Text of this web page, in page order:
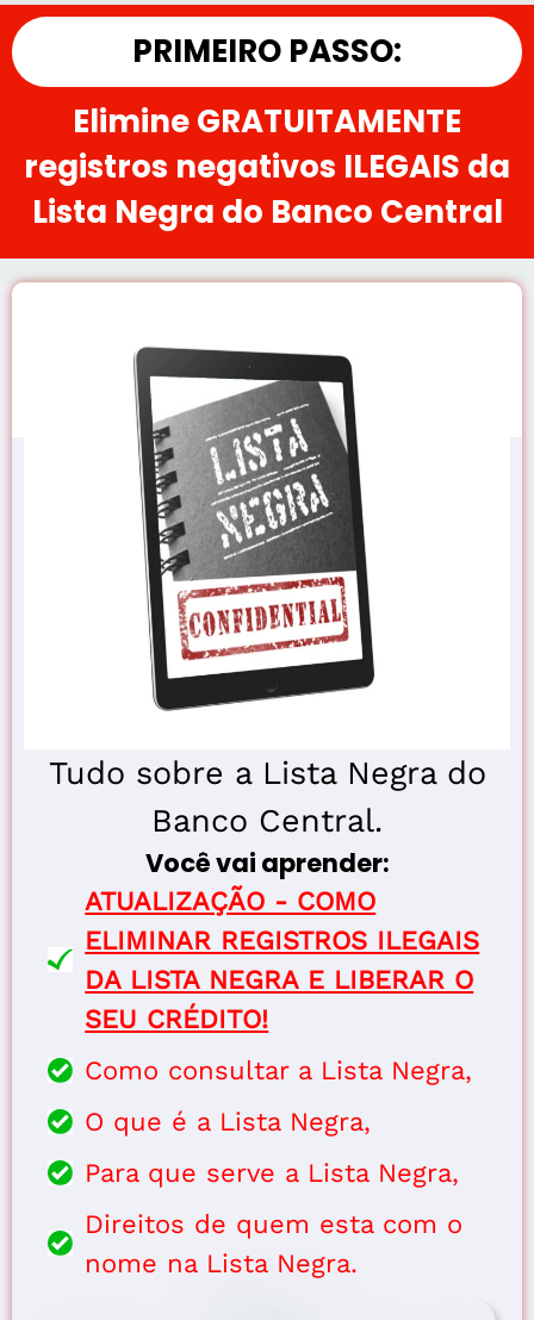
PRIMEIRO PASSO:
Elimine GRATUITAMENTE
registros negativos ILEGAIS da
Lista Negra do Banco Central
Tudo sobre a Lista Negra do
Banco Central.
Você vai aprender:
ATUALIZAÇÃO - COMO
ELIMINAR REGISTROS ILEGAIS
DA LISTA NEGRA E LIBERAR O
SEU CRÉDITO!
Como consultar a Lista Negra,
O que é a Lista Negra,
Para que serve a Lista Negra,
Direitos de quem esta com o
nome na Lista Negra.